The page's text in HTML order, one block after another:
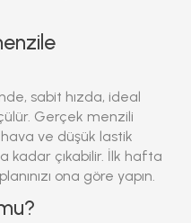
sabit hızda, ideal
Gerçek menzili
hava ve düşük lastik
kadar çıkabilir. İlk hafta
ona göre yapın.